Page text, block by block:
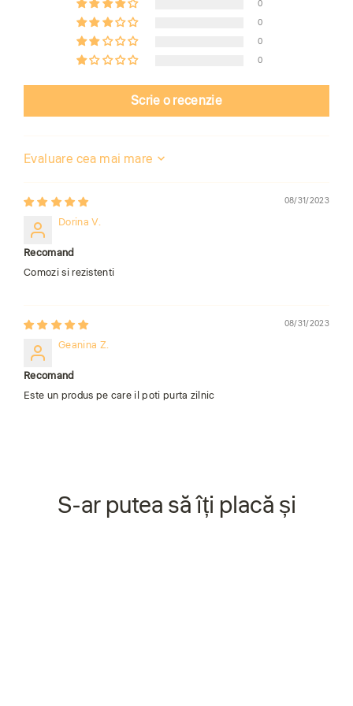
0
0
0
0
Scrie o recenzie
Sort by
08/31/2023
Dorina V.
Recomand
Comozi si rezistenti
08/31/2023
Geanina Z.
Recomand
Este un produs pe care il poti purta zilnic
S-ar putea să îți placă și